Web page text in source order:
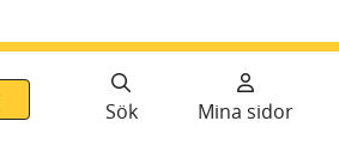
Sök Mina sidor